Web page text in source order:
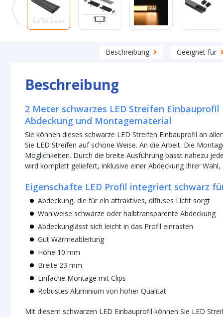
Beschreibung Geeignet für
Beschreibung
2 Meter schwarzes LED Streifen
Abdeckung und Montagematerial
Sie können dieses schwarze LED Streifen Einbauprofil an
Sie LED Streifen auf schöne Weise. An die Arbeit. Die
Möglichkeiten. Durch die breite Ausführung passt nahezu
wird komplett geliefert, inklusive einer Abdeckung Ihrer
Eigenschafte LED Profil integriert schwarz
Abdeckung, die für ein attraktives, diffuses Licht sorgt
Wahlweise schwarze oder halbtransparente Abdeckung
Abdeckunglässt sich leicht in das Profil einrasten
Gut Wärmeableitung
Höhe 10 mm
Breite 23 mm
Einfache Montage mit Clips
Robustes Aluminium von hoher Qualität
Mit diesem schwarzen LED Einbauprofil können Sie LED